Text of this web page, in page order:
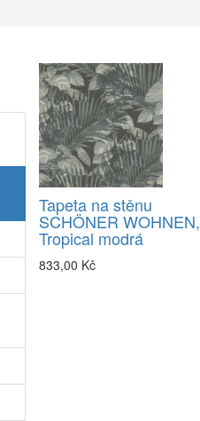
Tapeta na stěnu
SCHÖNER WOHNEN,
Tropical modrá
833,00 Kč